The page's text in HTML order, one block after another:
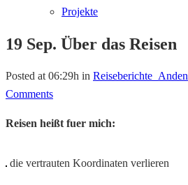
Projekte
19 Sep. Über das Reisen
Posted at 06:29h in Reiseberichte_Anden
Comments
Reisen heißt fuer mich:
die vertrauten Koordinaten verlieren